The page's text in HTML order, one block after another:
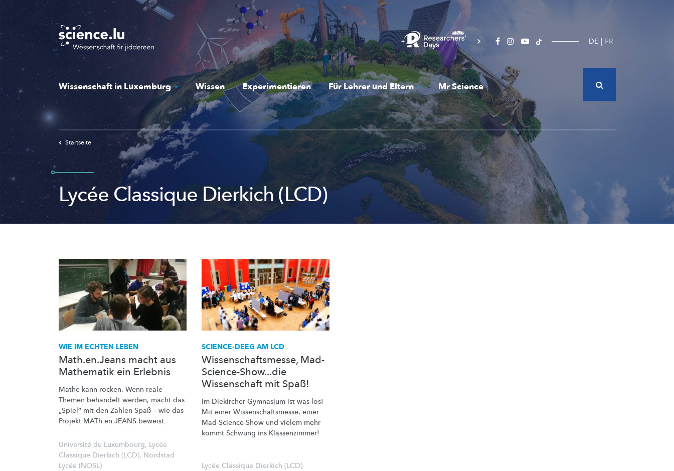
Skip
to
main
content
DE FR
Wissenschaft in Luxemburg Wissen Experimentieren Für Lehrer und Eltern Mr Science
Startseite
Lycée Classique Dierkich (LCD)
WIE IM ECHTEN LEBEN
Math.en.Jeans macht aus
Mathematik ein Erlebnis
Mathe kann rocken. Wenn reale
Themen behandelt werden, macht das
„Spiel“ mit den Zahlen Spaß – wie das
Projekt MATh.en.JEANS beweist.
Université du Luxembourg, Lycée
Classique Dierkich (LCD), Nordstad
Lycée (NOSL)
SCIENCE-DEEG AM LCD
Wissenschaftsmesse, Mad-
Science-Show...die
Wissenschaft mit Spaß!
Im Diekircher Gymnasium ist was los!
Mit einer Wissenschaftsmesse, einer
Mad-Science-Show und vielem mehr
kommt Schwung ins Klassenzimmer!
Lycée Classique Dierkich (LCD)